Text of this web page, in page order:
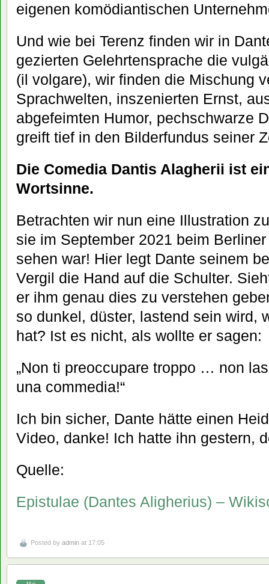
eigenen komödiantischen
Und wie bei Terenz finden wir in
gezierten Gelehrtensprache die
(il volgare), wir finden die Mischung
Sprachwelten, inszenierten Ernst,
abgefeimten Humor, pechschwarze
greift tief in den Bilderfundus seiner
Die Comedia Dantis Alagherii ist
Wortsinne.
Betrachten wir nun eine Illustration
sie im September 2021 beim
sehen war! Hier legt Dante seinem
Vergil die Hand auf die Schulter.
er ihm genau dies zu verstehen
so dunkel, düster, lastend sein wird,
hat? Ist es nicht, als wollte er sagen:
„Non ti preoccupare troppo … non
una commedia!“
Ich bin sicher, Dante hätte einen
Video, danke! Ich hatte ihn gestern,
Quelle:
Epistulae (Dantes Aligherius) –
Posted by admin at 17:05